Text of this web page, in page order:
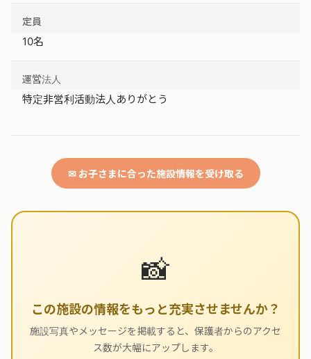
定員
10名
運営法人
特定非営利活動法人ありがとう
✉ お子さまに合った施設情報を受け取る
📸
この施設の情報をもっと充実させませんか？
施設写真やメッセージを掲載すると、保護者からのアクセ
ス数が大幅にアップします。